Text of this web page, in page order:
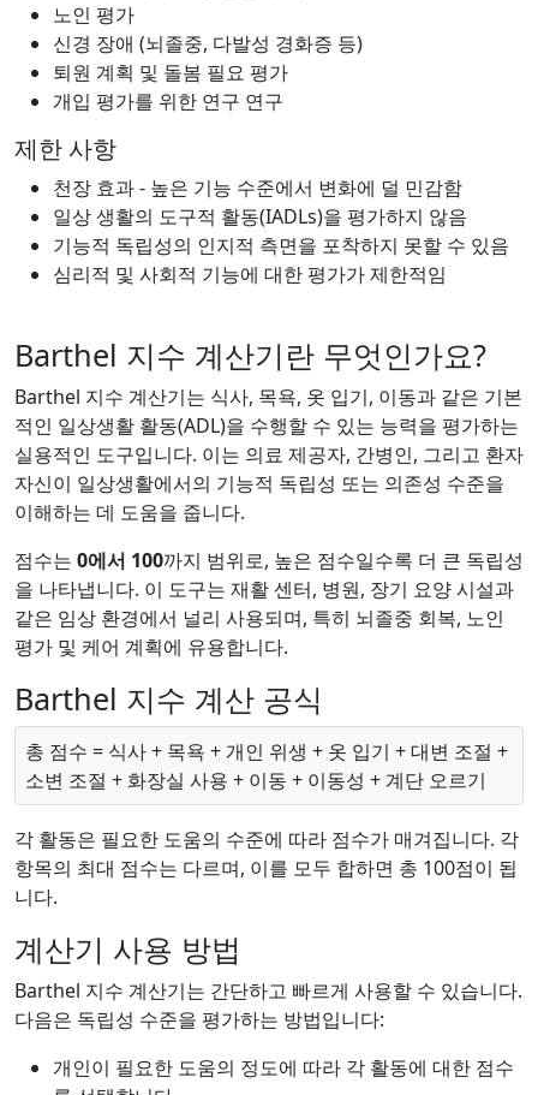
노인 평가
신경 장애 (뇌졸중, 다발성 경화증 등)
퇴원 계획 및 돌봄 필요 평가
개입 평가를 위한 연구 연구
제한 사항
천장 효과 - 높은 기능 수준에서 변화에 덜 민감함
일상 생활의 도구적 활동(IADLs)을 평가하지 않음
기능적 독립성의 인지적 측면을 포착하지 못할 수 있음
심리적 및 사회적 기능에 대한 평가가 제한적임
Barthel 지수 계산기란 무엇인가요?
Barthel 지수 계산기는 식사, 목욕, 옷 입기, 이동과 같은 기본
적인 일상생활 활동(ADL)을 수행할 수 있는 능력을 평가하는
실용적인 도구입니다. 이는 의료 제공자, 간병인, 그리고 환자
자신이 일상생활에서의 기능적 독립성 또는 의존성 수준을
이해하는 데 도움을 줍니다.
점수는 0에서 100까지 범위로, 높은 점수일수록 더 큰 독립성
을 나타냅니다. 이 도구는 재활 센터, 병원, 장기 요양 시설과
같은 임상 환경에서 널리 사용되며, 특히 뇌졸중 회복, 노인
평가 및 케어 계획에 유용합니다.
Barthel 지수 계산 공식
총 점수 = 식사 + 목욕 + 개인 위생 + 옷 입기 + 대변 조절 +
소변 조절 + 화장실 사용 + 이동 + 이동성 + 계단 오르기
각 활동은 필요한 도움의 수준에 따라 점수가 매겨집니다. 각
항목의 최대 점수는 다르며, 이를 모두 합하면 총 100점이 됩
니다.
계산기 사용 방법
Barthel 지수 계산기는 간단하고 빠르게 사용할 수 있습니다.
다음은 독립성 수준을 평가하는 방법입니다:
개인이 필요한 도움의 정도에 따라 각 활동에 대한 점수